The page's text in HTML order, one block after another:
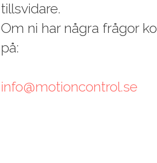
tillsvidare.
Om ni har några frågor
på:
info@motioncontrol.se